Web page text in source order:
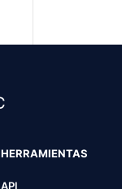
HERRAMIENTAS
API